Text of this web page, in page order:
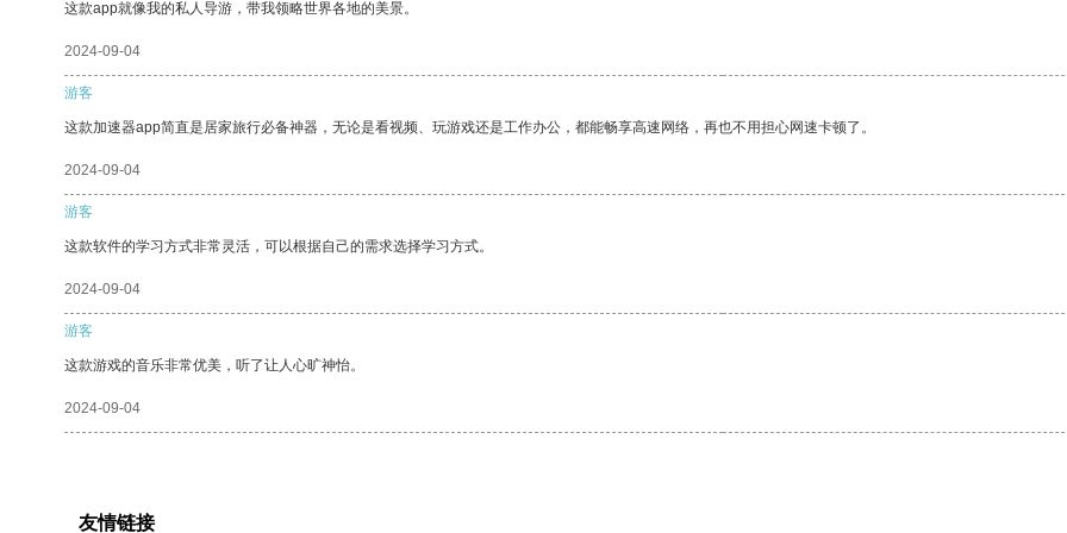
这款app就像我的私人导游，带我领略世界各地的美景。
2024-09-04
游客
这款加速器app简直是居家旅行必备神器，无论是看视频、玩游戏还是工作办公，都能畅享高速网络，再也不用担心网速卡顿了。
2024-09-04
游客
这款软件的学习方式非常灵活，可以根据自己的需求选择学习方式。
2024-09-04
游客
这款游戏的音乐非常优美，听了让人心旷神怡。
2024-09-04
友情链接